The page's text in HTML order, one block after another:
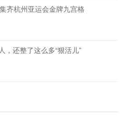
齐杭州亚运会金牌九宫格
，还整了这么多“狠活儿”